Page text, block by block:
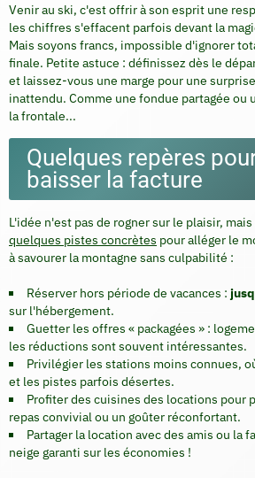
Venir au ski, c'est offrir à son esprit une
les chiffres s'effacent parfois devant la
Mais soyons francs, impossible d'ignorer
finale. Petite astuce : définissez dès le
et laissez-vous une marge pour une
inattendu. Comme une fondue partagée ou
la frontale...
Quelques repères
baisser la facture
L'idée n'est pas de rogner sur le plaisir,
quelques pistes concrètes pour alléger le
à savourer la montagne sans culpabilité :
Réserver hors période de vacances :
sur l'hébergement.
Guetter les offres « packagées » :
les réductions sont souvent intéressantes.
Privilégier les stations moins connues,
et les pistes parfois désertes.
Profiter des cuisines des locations pour
repas convivial ou un goûter réconfortant.
Partager la location avec des amis ou la
neige garanti sur les économies !